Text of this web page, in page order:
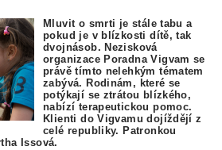
Mluvit o smrti je stále tabu a
pokud je v blízkosti dítě, tak
dvojnásob. Nezisková
organizace Poradna Vigvam se
právě tímto nelehkým tématem
zabývá. Rodinám, které se
potýkají se ztrátou blízkého,
nabízí terapeutickou pomoc.
Klienti do Vigvamu dojíždějí z
celé republiky. Patronkou
Issová.